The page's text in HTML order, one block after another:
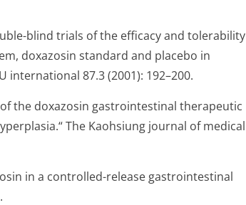
blind trials of the efficacy and tolerability
doxazosin standard and placebo in
international 87.3 (2001): 192–200.
the doxazosin gastrointestinal therapeutic
The Kaohsiung journal of medical
in a controlled-release gastrointestinal